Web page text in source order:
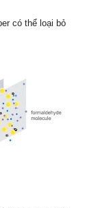
có thể loại bỏ